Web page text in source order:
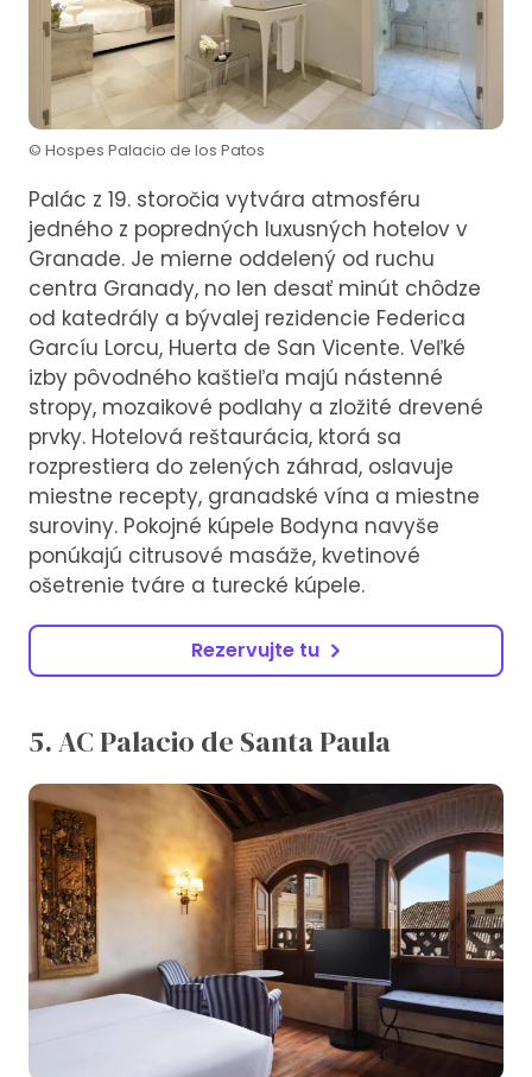
© Hospes Palacio de los Patos
Palác z 19. storočia vytvára atmosféru
jedného z popredných luxusných hotelov v
Granade. Je mierne oddelený od ruchu
centra Granady, no len desať minút chôdze
od katedrály a bývalej rezidencie Federica
Garcíu Lorcu, Huerta de San Vicente. Veľké
izby pôvodného kaštieľa majú nástenné
stropy, mozaikové podlahy a zložité drevené
prvky. Hotelová reštaurácia, ktorá sa
rozprestiera do zelených záhrad, oslavuje
miestne recepty, granadské vína a miestne
suroviny. Pokojné kúpele Bodyna navyše
ponúkajú citrusové masáže, kvetinové
ošetrenie tváre a turecké kúpele.
Rezervujte tu
5. AC Palacio de Santa Paula